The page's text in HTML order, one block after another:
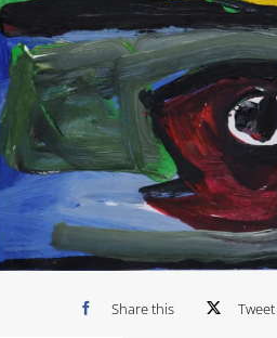
Share this